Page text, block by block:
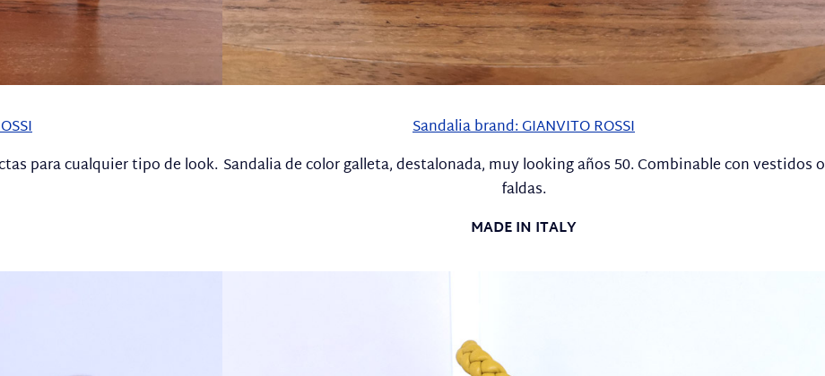
para cualquier tipo de look.
Sandalia brand: GIANVITO ROSSI
Sandalia de color galleta, destalonada, muy looking años 50. Combinable con vestidos o
faldas.
MADE IN ITALY